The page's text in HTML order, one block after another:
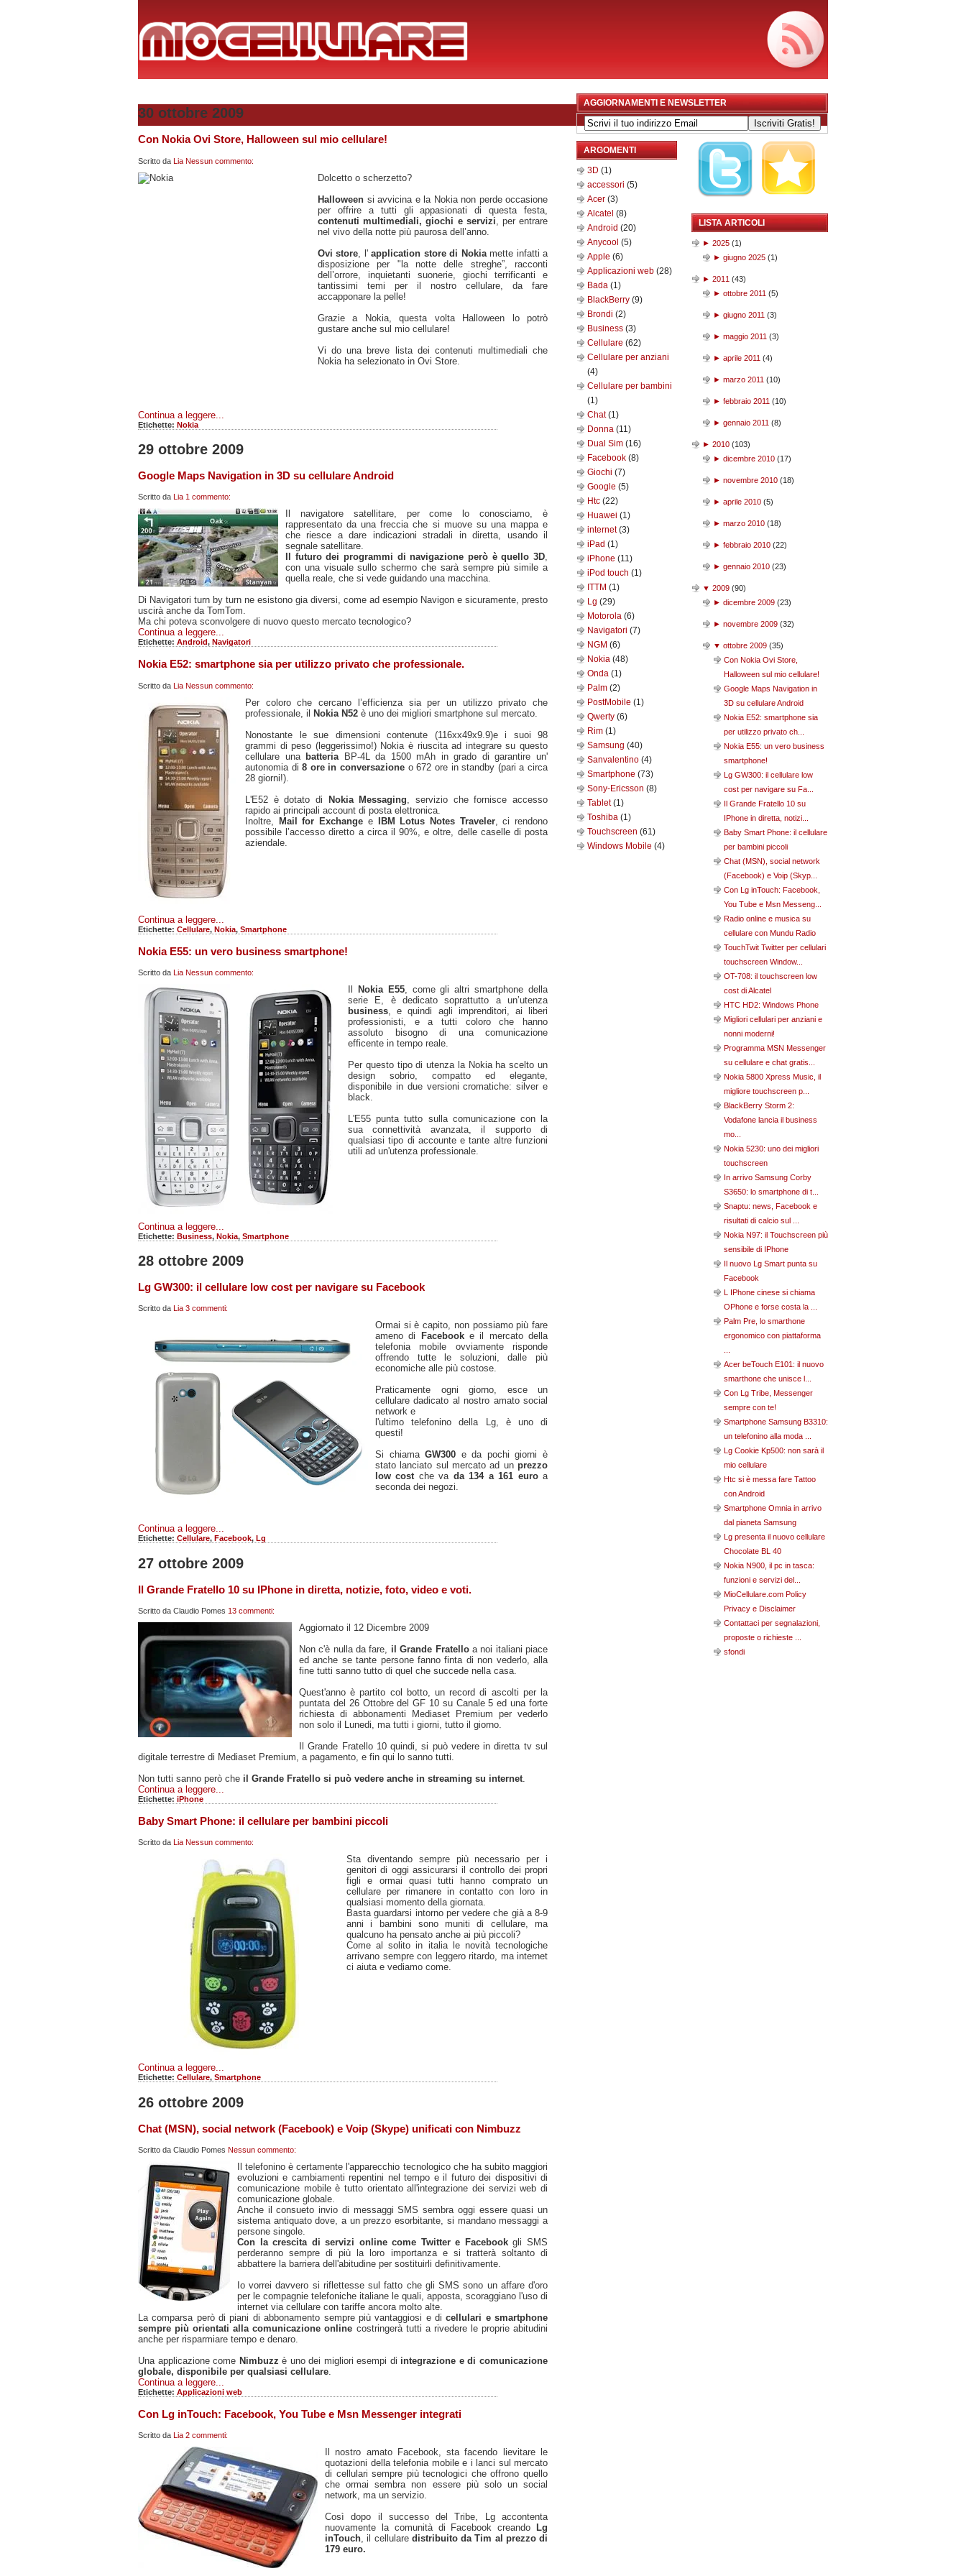
30 ottobre 2009
Con Nokia Ovi Store, Halloween sul mio cellulare!
Scritto da Lia Nessun commento:
Dolcetto o scherzetto?
Halloween si avvicina e la Nokia non perde occasione
per offrire a tutti gli appasionati di questa festa,
contenuti multimediali, giochi e servizi , per entrare
nel vivo della notte più paurosa dell’anno.
Ovi store , l'application store di Nokiamette infatti a
disposizione per "la notte delle streghe”, racconti
dell’orrore, inquietanti suonerie, giochi terrificanti e
tantissimi temi per il nostro cellulare, da fare
accapponare la pelle!
Grazie a Nokia, questa volta Halloween lo potrò
gustare anche sul mio cellulare!
Vi do una breve lista dei contenuti multimediali che
Nokia ha selezionato in Ovi Store.
Continua a leggere...
Etichette: Nokia
29 ottobre 2009
Google Maps Navigation in 3D su cellulare Android
Scritto da Lia 1 commento:
Il navigatore satellitare, per come lo conosciamo, è
rappresentato da una freccia che si muove su una mappa e
che riesce a dare indicazioni stradali in diretta, usando il
segnale satellitare.
Il futuro dei programmi di navigazione però è quello 3D,
con una visuale sullo schermo che sarà sempre più simile a
quella reale, che si vede guidando una macchina.
Di Navigatori turn by turn ne esistono gia diversi, come ad esempio Navigon e sicuramente, presto
uscirà anche da TomTom.
Ma chi poteva sconvolgere di nuovo questo mercato tecnologico?
Continua a leggere...
Etichette: Android, Navigatori
Nokia E52: smartphone sia per utilizzo privato che professionale.
Scritto da Lia Nessun commento:
Per coloro che cercano l’efficienza sia per un utilizzo privato che
professionale, il Nokia N52 è uno dei migliori smartphone sul mercato.
Nonostante le sue dimensioni contenute (116xx49x9.9)e i suoi 98
grammi di peso (leggerissimo!) Nokia è riuscita ad integrare su questo
cellulare una batteria BP-4L da 1500 mAh in grado di garantire un'
autonomia di8 ore in conversazione o 672 ore in standby (pari a circa
28 giorni!).
L'E52 è dotato di Nokia Messaging , servizio che fornisce accesso
rapido ai principali account di posta elettronica.
Inoltre,
Mail for Exchange e IBM Lotus Notes Traveler, ci rendono
possibile l’accesso diretto a circa il 90%, e oltre, delle caselle di posta
aziendale.
Continua a leggere...
Etichette: Cellulare, Nokia, Smartphone
Nokia E55: un vero business smartphone!
Scritto da Lia Nessun commento:
Nokia E55, come gli altri smartphone della
serie E, è dedicato soprattutto a un’utenza
business , e quindi agli imprenditori, ai liberi
professionisti, e a tutti coloro che hanno
assoluto bisogno di una comunicazione
efficente in tempo reale.
Per questo tipo di utenza la Nokia ha scelto un
design sobrio, compatto ed elegante,
disponibile in due versioni cromatiche: silver e
black.
L'E55 punta tutto sulla comunicazione con la
sua connettività avanzata, il supporto di
qualsiasi tipo di accounte e tante altre funzioni
utili ad un'utenza professionale.
Continua a leggere...
Etichette: Business, Nokia, Smartphone
28 ottobre 2009
Lg GW300: il cellulare low cost per navigare su Facebook
Scritto da Lia 3 commenti:
Ormai si è capito, non possiamo più fare
ameno di
Facebooke il mercato della
telefonia mobile ovviamente risponde
offrendo tutte le soluzioni, dalle più
economiche alle più costose.
Praticamente ogni giorno, esce un
cellulare dadicato al nostro amato social
network e
l'ultimo telefonino della Lg, è uno di
questi!
Si chiamaGW300 e da pochi giorni è
stato lanciato sul mercato ad un prezzo
low cost che va da 134 a 161 euroa
seconda dei negozi.
Continua a leggere...
Etichette: Cellulare, Facebook, Lg
27 ottobre 2009
Il Grande Fratello 10 su IPhone in diretta, notizie, foto, video e voti.
Scritto da Claudio Pomes 13 commenti:
Aggiornato il 12 Dicembre 2009
Non c'è nulla da fare, il Grande Fratelloa noi italiani piace
ed anche se tante persone fanno finta di non vederlo, alla
fine tutti sanno tutto di quel che succede nella casa.
Quest'anno è partito col botto, un record di ascolti per la
puntata del 26 Ottobre del GF 10 su Canale 5 ed una forte
richiesta di abbonamenti Mediaset Premium per vederlo
non solo il Lunedi, ma tutti i giorni, tutto il giorno.
Il Grande Fratello 10 quindi, si può vedere in diretta tv sul
digitale terrestre di Mediaset Premium, a pagamento, e fin qui lo sanno tutti.
Non tutti sanno però che il Grande Fratello si può vedere anche in streaming su internet.
Continua a leggere...
Etichette: iPhone
Baby Smart Phone: il cellulare per bambini piccoli
Scritto da Lia Nessun commento:
Sta diventando sempre più necessario per i
genitori di oggi assicurarsi il controllo dei propri
figli e ormai quasi tutti hanno comprato un
cellulare per rimanere in contatto con loro in
qualsiasi momento della giornata.
Basta guardarsi intorno per vedere che già a 8-9
anni i bambini sono muniti di cellulare, ma
qualcuno ha pensato anche ai più piccoli?
Come al solito in italia le novità tecnologiche
arrivano sempre con leggero ritardo, ma internet
ci aiuta e vediamo come.
Continua a leggere...
Etichette: Cellulare, Smartphone
26 ottobre 2009
Chat (MSN), social network (Facebook) e Voip (Skype) unificati con Nimbuzz
Scritto da Claudio Pomes Nessun commento:
Il telefonino è certamente l'apparecchio tecnologico che ha subito maggiori
evoluzioni e cambiamenti repentini nel tempo e il futuro dei dispositivi di
comunicazione mobile è tutto orientato all'integrazione dei servizi web di
comunicazione globale.
Anche il consueto invio di messaggi SMS sembra oggi essere quasi un
sistema antiquato dove, a un prezzo esorbitante, si mandano messaggi a
persone singole.
Con la crescita di servizi online come Twitter e Facebookgli SMS
perderanno sempre di più la loro importanza e si tratterà soltanto di
abbattere la barriera dell'abitudine per sostituirli definitivamente.
Io vorrei davvero si riflettesse sul fatto che gli SMS sono un affare d'oro
per le compagnie telefoniche italiane le quali, apposta, scoraggiano l'uso di
internet via cellulare con tariffe ancora molto alte.
La comparsa però di piani di abbonamento sempre più vantaggiosi e dicellulari e smartphone
sempre più orientati alla comunicazione online costringerà tutti a rivedere le proprie abitudini
anche per risparmiare tempo e denaro.
Una applicazione come Nimbuzz è uno dei migliori esempi di integrazione e di comunicazione
globale, disponibile per qualsiasi cellulare
Continua a leggere...
Etichette: Applicazioni web
Con Lg inTouch: Facebook, You Tube e Msn Messenger integrati
Scritto da Lia 2 commenti:
Il nostro amato Facebook, sta facendo lievitare le
quotazioni della telefonia mobile e i lanci sul mercato
di cellulari sempre più tecnologici che offrono quello
che ormai sembra non essere più solo un social
network, ma un servizio.
Così dopo il successo del Tribe, Lg accontenta
nuovamente la comunità di Facebook creando
Lg
inTouch, il cellulare distribuito da Tim al prezzo di
179 euro.
AGGIORNAMENTI E NEWSLETTER
ARGOMENTI
3D (1)
accessori (5)
Acer (3)
Alcatel (8)
Android (20)
Anycool (5)
Apple (6)
Applicazioni web (28)
Bada (1)
BlackBerry (9)
Brondi (2)
Business (3)
Cellulare (62)
Cellulare per anziani
(4)
Cellulare per bambini
(1)
Chat(1)
Donna (11)
Dual Sim (16)
Facebook (8)
Giochi (7)
Google (5)
Htc (22)
Huawei (1)
internet(3)
iPad (1)
iPhone (11)
iPod touch (1)
ITTM (1)
Lg (29)
Motorola (6)
Navigatori (7)
NGM (6)
Nokia (48)
Onda (1)
Palm (2)
PostMobile (1)
Qwerty (6)
Rim (1)
Samsung (40)
Sanvalentino (4)
Smartphone (73)
Sony-Ericsson (8)
Tablet(1)
Toshiba (1)
Touchscreen (61)
Windows Mobile (4)
LISTA ARTICOLI
► 2025 (1)
► giugno 2025 (1)
► 2011 (43)
► ottobre 2011 (5)
► giugno 2011 (3)
► maggio 2011 (3)
► aprile 2011 (4)
► marzo 2011 (10)
► febbraio 2011 (10)
► gennaio 2011 (8)
► 2010 (103)
► dicembre 2010 (17)
► novembre 2010 (18)
► aprile 2010 (5)
► marzo 2010 (18)
► febbraio 2010 (22)
► gennaio 2010 (23)
▼ 2009 (90)
► dicembre 2009 (23)
► novembre 2009 (32)
▼ ottobre 2009 (35)
Con Nokia Ovi Store,
Halloween sul mio cellulare!
Google Maps Navigation in
3D su cellulare Android
Nokia E52: smartphone sia
per utilizzo privato ch...
Nokia E55: un vero business
smartphone!
Lg GW300: il cellulare low
cost per navigare su Fa...
Il Grande Fratello 10 su
IPhone in diretta, notizi...
Baby Smart Phone: il cellulare
per bambini piccoli
Chat (MSN), social network
(Facebook) e Voip (Skyp...
Con Lg inTouch: Facebook,
You Tube e Msn Messeng...
Radio online e musica su
cellulare con Mundu Radio
TouchTwit Twitter per cellulari
touchscreen Window...
OT-708: il touchscreen low
cost di Alcatel
HTC HD2: Windows Phone
Migliori cellulari per anziani e
nonni moderni!
Programma MSN Messenger
su cellulare e chat gratis...
Nokia 5800 Xpress Music, il
migliore touchscreen p...
BlackBerry Storm 2:
Vodafone lancia il business
mo...
Nokia 5230: uno dei migliori
touchscreen
In arrivo Samsung Corby
S3650: lo smartphone di t...
Snaptu: news, Facebook e
risultati di calcio sul ...
Nokia N97: il Touchscreen più
sensibile di IPhone
Il nuovo Lg Smart punta su
Facebook
L IPhone cinese si chiama
OPhone e forse costa la ...
Palm Pre, lo smarthone
ergonomico con piattaforma
Acer beTouch E101: il nuovo
smarthone che unisce l...
Con Lg Tribe, Messenger
sempre con te!
Smartphone Samsung B3310:
un telefonino alla moda ...
Lg Cookie Kp500: non sarà il
mio cellulare
Htc si è messa fare Tattoo
con Android
Smartphone Omnia in arrivo
dal pianeta Samsung
Lg presenta il nuovo cellulare
Chocolate BL 40
Nokia N900, il pc in tasca:
funzioni e servizi del...
MioCellulare.com Policy
Privacy e Disclaimer
Contattaci per segnalazioni,
proposte o richieste ...
sfondi